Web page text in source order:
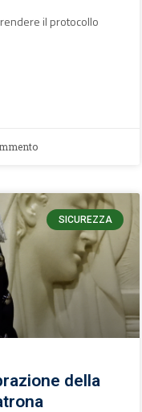
il protocollo
SICUREZZA
della